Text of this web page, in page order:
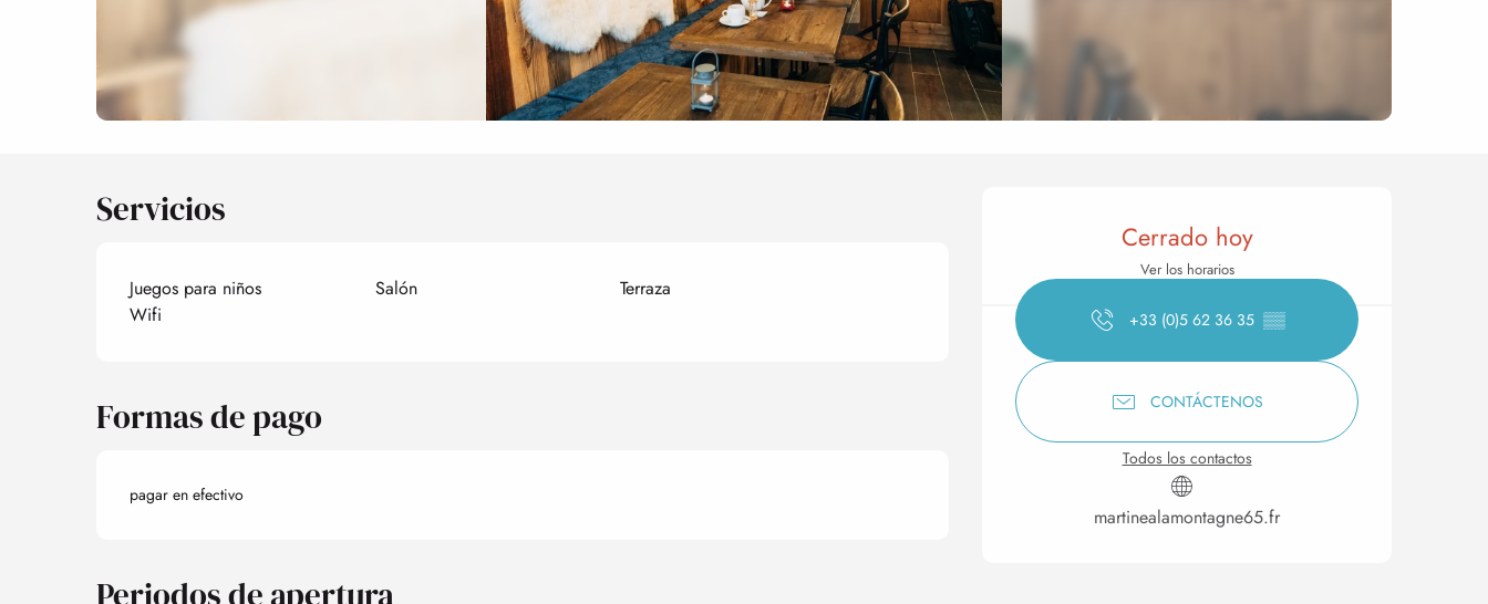
Horarios y datos de
Cerrado hoy
Ver los horarios
+33 (0)5 62 36 35 ▒▒
CONTÁCTENOS
Todos los contactos
martinealamontagne65.fr
Servicios
Juegos para niños Salón
Terraza
Wifi
Formas de pago
pagar en efectivo
Periodos de apertura